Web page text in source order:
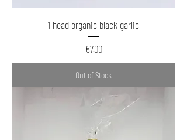
1 head organic black garlic
Price
€7.00
Out of Stock